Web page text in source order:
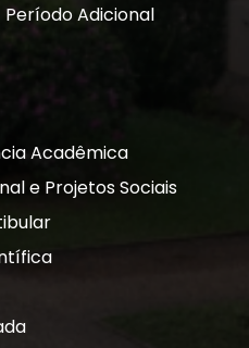
Período Adicional
Acadêmica
e Projetos Sociais